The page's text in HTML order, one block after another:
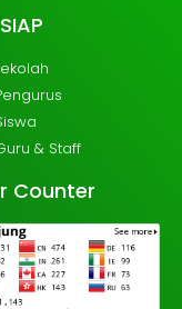
& Staff
Counter